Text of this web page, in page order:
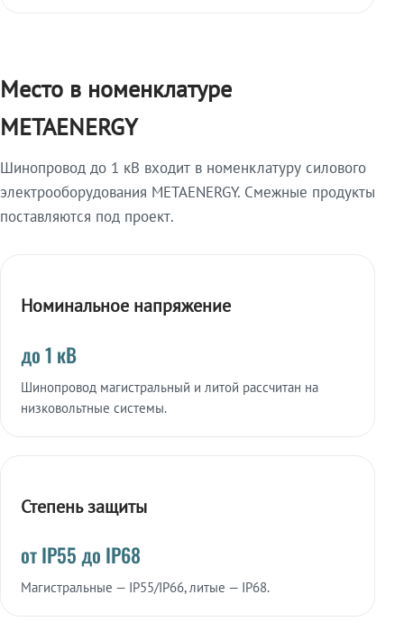
Место в номенклатуре
METAENERGY
Шинопровод до 1 кВ входит в номенклатуру силового
электрооборудования METAENERGY. Смежные продукты
поставляются под проект.
Номинальное напряжение
до 1 кВ
Шинопровод магистральный и литой рассчитан на
низковольтные системы.
Степень защиты
от IP55 до IP68
Магистральные — IP55/IP66, литые — IP68.